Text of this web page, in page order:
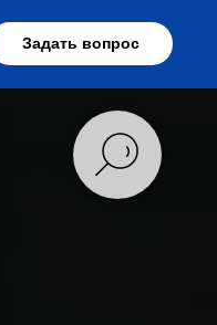
Задать вопрос